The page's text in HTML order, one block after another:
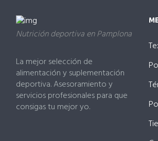
Nutrición deportiva en Pamplona
La mejor selección de
alimentación y suplementación
deportiva. Asesoramiento y
servicios profesionales para que
consigas tu mejor yo.